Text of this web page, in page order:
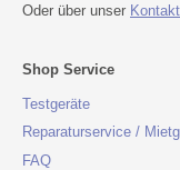
Oder über unser
Shop Service
Testgeräte
Reparaturservice /
FAQ